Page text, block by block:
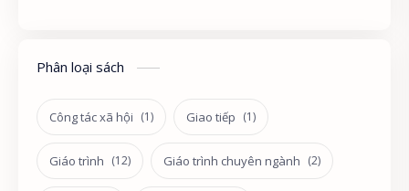
Phân loại sách
Công tác xã hội Giao tiếp
Giáo trình Giáo trình chuyên ngành